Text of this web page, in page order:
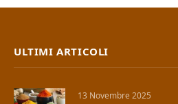
ULTIMI ARTICOLI
13 Novembre 2025